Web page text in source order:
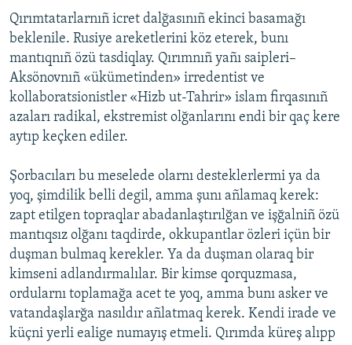
Qırımtatarlarnıñ icret dalğasınıñ ekinci basamağı
beklenile. Rusiye areketlerini köz eterek, bunı
mantıqnıñ özü tasdiqlay. Qırımnıñ yañı saipleri–
Aksönovnıñ «ükümetinden» irredentist ve
kollaboratsionistler «Hizb ut-Tahrir» islam firqasınıñ
azaları radikal, ekstremist olğanlarını endi bir qaç kere
aytıp keçken ediler.
Şorbacıları bu meselede olarnı desteklerlermi ya da
yoq, şimdilik belli degil, amma şunı añlamaq kerek:
zapt etilgen topraqlar abadanlaştırılğan ve işğalniñ özü
mantıqsız olğanı taqdirde, okkupantlar özleri içün bir
duşman bulmaq kerekler. Ya da duşman olaraq bir
kimseni adlandırmalılar. Bir kimse qorquzmasa,
ordularnı toplamağa acet te yoq, amma bunı asker ve
vatandaşlarğa nasıldır añlatmaq kerek. Kendi irade ve
küçni yerli ealige numayış etmeli. Qırımda küreş alıpp